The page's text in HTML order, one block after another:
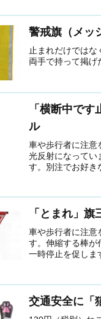
警戒旗（メッ
止まれだけではな
両手で持って掲げ
「横断中で
ル
車や歩行者に注意
光反射になってい
す。別注でお好き
「とまれ」旗
車や歩行者に注意
す。伸縮する棒が
一時停止を促しま
交通安全に「